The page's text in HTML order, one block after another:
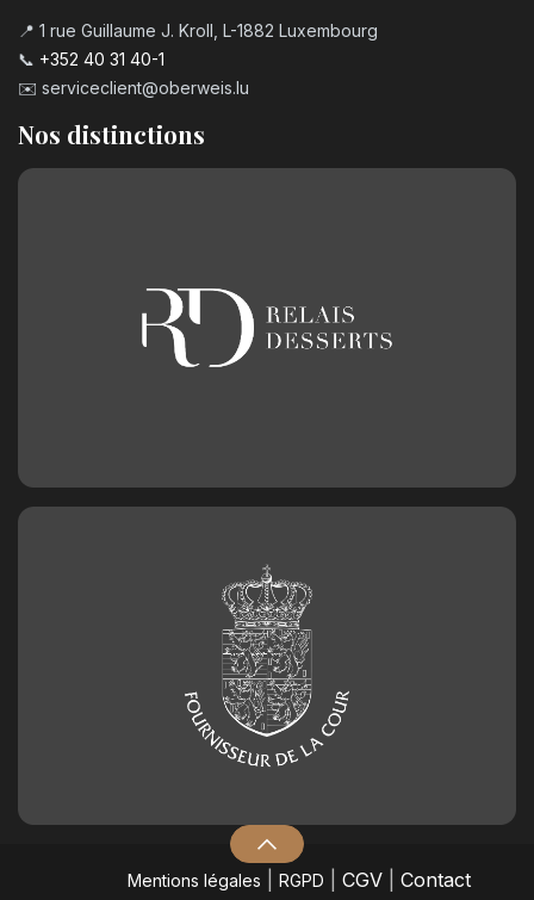
📍 1 rue Guillaume J. Kroll, L-1882 Luxembourg
📞 +352 40 31 40-1
✉️ serviceclient@oberweis.lu
Nos distinctions
Mentions légales RGPD CGV| Contact